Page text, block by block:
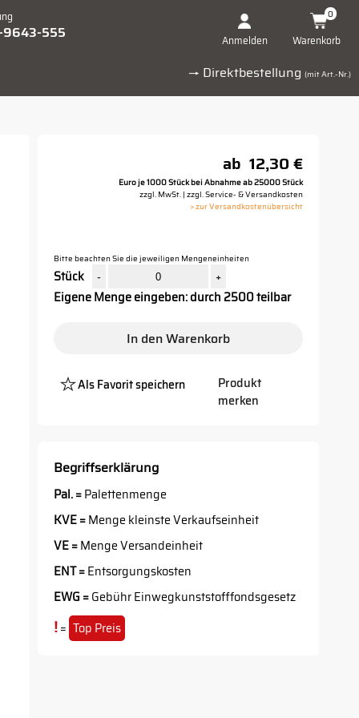
9643-555 Anmelden Warenkorb
0
→ Direktbestellung (mit Art.-Nr.)
ab 12,30 €
Euro je 1000 Stück bei Abnahme ab 25000 Stück
zzgl. MwSt. | zzgl. Service- & Versandkosten
> zur Versandkostenübersicht
Bitte beachten Sie die jeweiligen Mengeneinheiten
Stück - +
Eigene Menge eingeben: durch 2500 teilbar
In den Warenkorb
Als Favorit speichern
Platzhalter
Button
Produkt
merken
Begriffserklärung
Pal. =Palettenmenge
KVE =Menge kleinste Verkaufseinheit
VE =Menge Versandeinheit
ENT =Entsorgungskosten
EWG =Gebühr Einwegkunststofffondsgesetz
!= Top Preis